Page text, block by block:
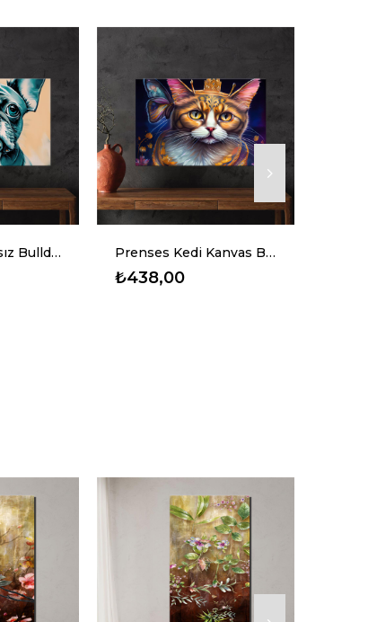
Prenses Kedi Kanvas Baskı Tablo Boşluktaki At Kanvas Baskı Tablo
₺438,00